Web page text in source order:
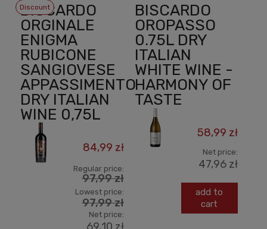
BISCARDO
ORGINALE
ENIGMA
RUBICONE
SANGIOVESE
APPASSIMENTO
DRY ITALIAN
WINE 0,75L
84,99 zł
Regular price:
97,99 zł
Lowest price:
97,99 zł
Net price:
Discount
BISCARDO
OROPASSO
0.75L DRY
ITALIAN
WHITE WINE -
HARMONY OF
TASTE
58,99 zł
Net price:
47,96 zł
add to
cart